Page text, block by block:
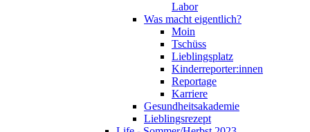
Labor
Was macht eigentlich?
Moin
Tschüss
Lieblingsplatz
Kinderreporter:innen
Reportage
Karriere
Gesundheitsakademie
Lieblingsrezept